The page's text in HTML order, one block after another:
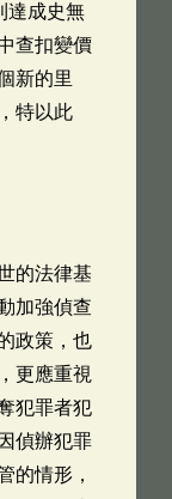
達成史無
查扣變價
新的里
特以此
的法律基
加強偵查
政策，也
更應重視
犯罪者犯
偵辦犯罪
的情形，